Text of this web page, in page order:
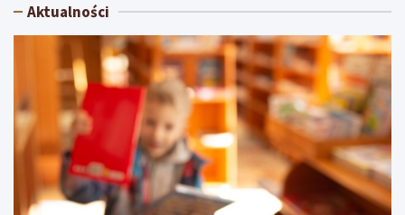
Aktualności